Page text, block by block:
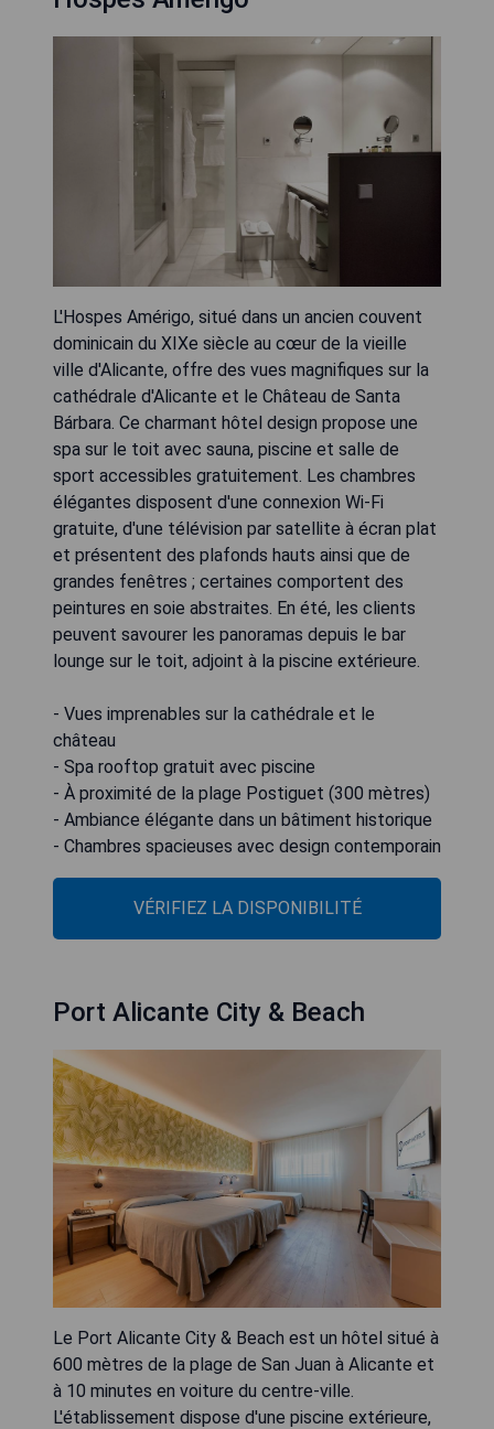
L'Hospes Amérigo, situé dans un ancien couvent
dominicain du XIXe siècle au cœur de la vieille
ville d'Alicante, offre des vues magnifiques sur la
cathédrale d'Alicante et le Château de Santa
Bárbara. Ce charmant hôtel design propose une
spa sur le toit avec sauna, piscine et salle de
sport accessibles gratuitement. Les chambres
élégantes disposent d'une connexion Wi-Fi
gratuite, d'une télévision par satellite à écran plat
et présentent des plafonds hauts ainsi que de
grandes fenêtres ; certaines comportent des
peintures en soie abstraites. En été, les clients
peuvent savourer les panoramas depuis le bar
lounge sur le toit, adjoint à la piscine extérieure.
- Vues imprenables sur la cathédrale et le
château
- Spa rooftop gratuit avec piscine
- À proximité de la plage Postiguet (300 mètres)
- Ambiance élégante dans un bâtiment historique
- Chambres spacieuses avec design contemporain
VÉRIFIEZ LA DISPONIBILITÉ
Port Alicante City & Beach
Le Port Alicante City & Beach est un hôtel situé à
600 mètres de la plage de San Juan à Alicante et
à 10 minutes en voiture du centre-ville.
L'établissement dispose d'une piscine extérieure,